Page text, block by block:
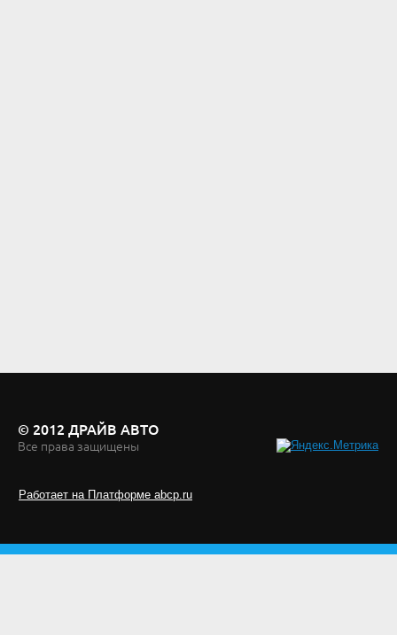
Работает на Платформе abcp.ru
© 2012 ДРАЙВ АВТО
Все права защищены